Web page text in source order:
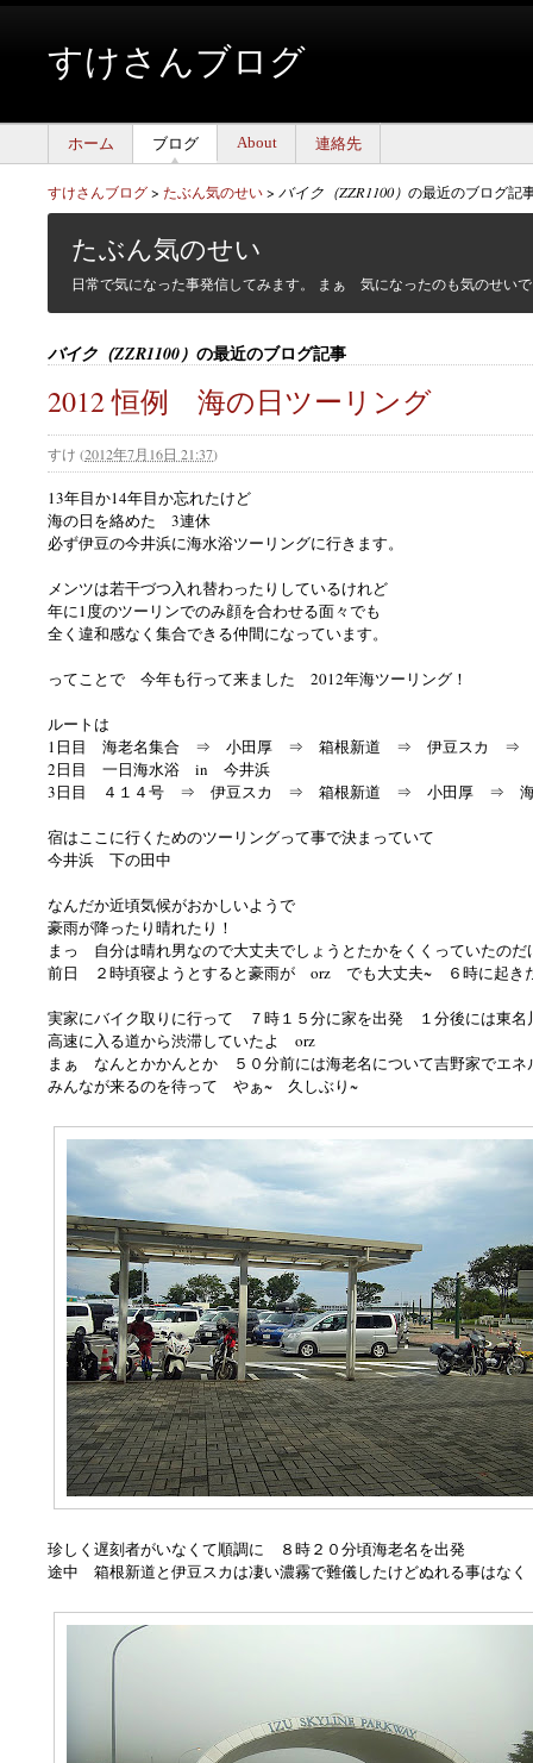
すけさんブログ
ホーム ブログ About 連絡先
すけさんブログ> たぶん気のせい> バイク（ZZR1100） の最近のブログ記
たぶん気のせい
日常で気になった事発信してみます。 まぁ 気になったのも気のせい
バイク（ZZR1100） の最近のブログ記事
2012 恒例 海の日ツーリング
すけ (2012年7月16日 21:37)
13年目か14年目か忘れたけど
海の日を絡めた 3連休
必ず伊豆の今井浜に海水浴ツーリングに行きます。
メンツは若干づつ入れ替わったりしているけれど
年に1度のツーリンでのみ顔を合わせる面々でも
全く違和感なく集合できる仲間になっています。
ってことで 今年も行って来ました 2012年海ツーリング！
ルートは
1日目 海老名集合 ⇒ 小田厚 ⇒ 箱根新道 ⇒ 伊豆スカ ⇒
2日目 一日海水浴 in 今井浜
3日目 ４１４号 ⇒ 伊豆スカ ⇒ 箱根新道 ⇒ 小田厚 ⇒ 海
宿はここに行くためのツーリングって事で決まっていて
今井浜 下の田中
なんだか近頃気候がおかしいようで
豪雨が降ったり晴れたり！
まっ 自分は晴れ男なので大丈夫でしょうとたかをくくっていたのだ
前日 ２時頃寝ようとすると豪雨が orz でも大丈夫~ ６時に起き
実家にバイク取りに行って ７時１５分に家を出発 １分後には東名
高速に入る道から渋滞していたよ orz
まぁ なんとかかんとか ５０分前には海老名について吉野家でエネ
みんなが来るのを待って やぁ~ 久しぶり~
珍しく遅刻者がいなくて順調に ８時２０分頃海老名を出発
途中 箱根新道と伊豆スカは凄い濃霧で難儀したけどぬれる事はな